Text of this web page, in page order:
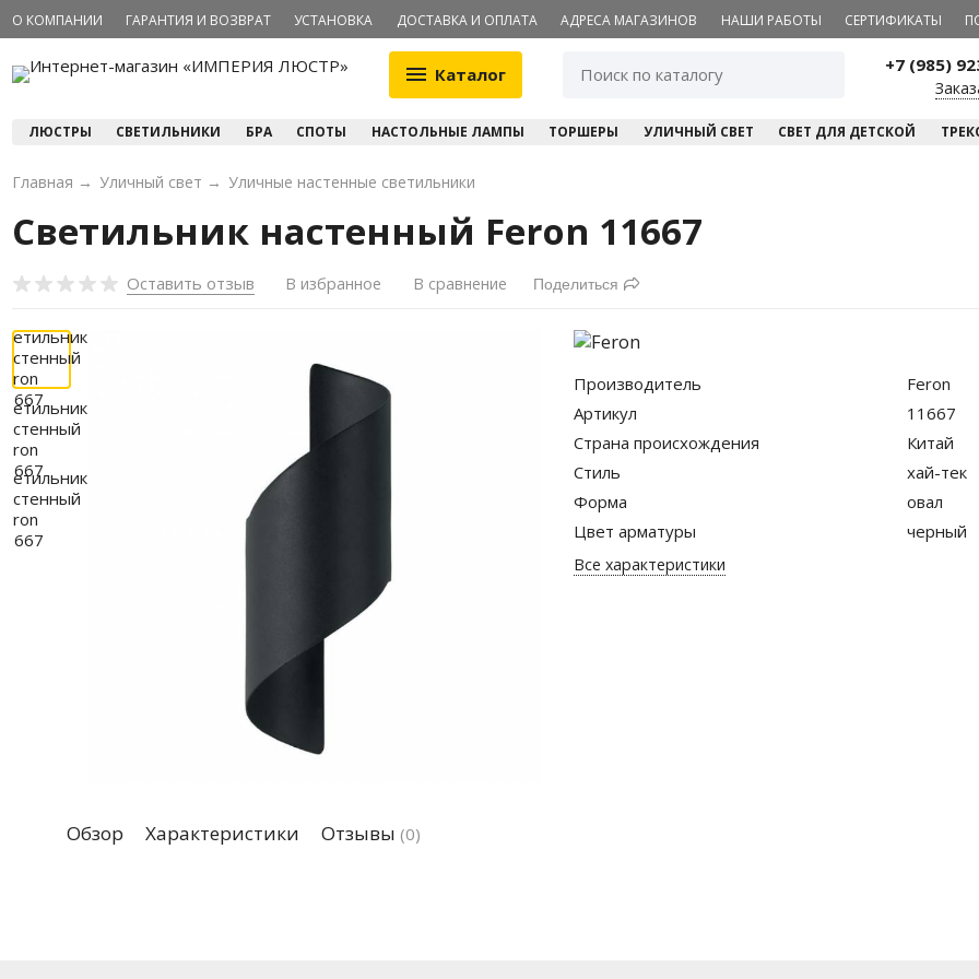
О КОМПАНИИ ГАРАНТИЯ И ВОЗВРАТ УСТАНОВКА ДОСТАВКА И ОПЛАТА АДРЕСА МАГАЗИНОВ НАШИ РАБОТЫ СЕРТИФИКАТЫ
Каталог +7 (985)
ЛЮСТРЫ СВЕТИЛЬНИКИ БРА СПОТЫ НАСТОЛЬНЫЕ ЛАМПЫ ТОРШЕРЫ УЛИЧНЫЙ СВЕТ СВЕТ ДЛЯ ДЕТСКОЙ
Главная → Уличный свет → Уличные настенные светильники
Светильник настенный Feron 11667
Оставить отзыв В избранное В сравнение Поделиться
Производитель
Feron
Артикул
11667
Страна происхождения
Китай
Стиль
хай-тек
Форма
овал
Цвет арматуры
черный
Все характеристики
Обзор Характеристики Отзывы (0)